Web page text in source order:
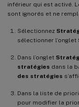
inférieur qui est activé.
sont ignorés et ne
Sélectionnez
sélectionner l’onglet
Dans l’onglet
stratégies dans la
des stratégies
Dans la liste de
pour modifier la